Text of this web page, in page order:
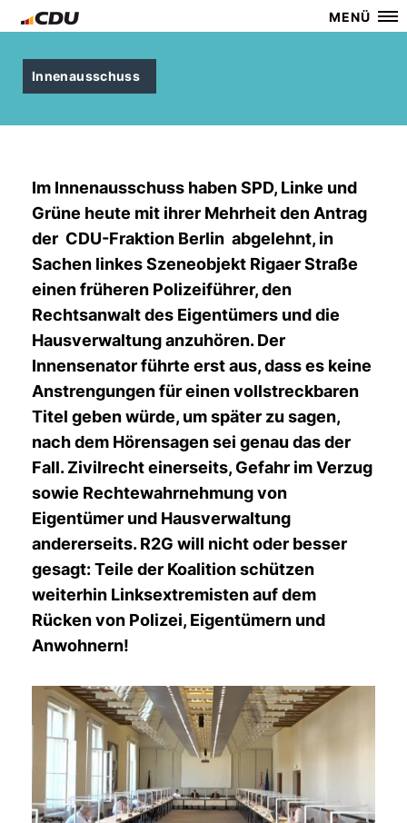
MENÜ
Innenausschuss
Im Innenausschuss haben SPD, Linke und
Grüne heute mit ihrer Mehrheit den Antrag
der CDU-Fraktion Berlin abgelehnt, in
Sachen linkes Szeneobjekt Rigaer Straße
einen früheren Polizeiführer, den
Rechtsanwalt des Eigentümers und die
Hausverwaltung anzuhören. Der
Innensenator führte erst aus, dass es keine
Anstrengungen für einen vollstreckbaren
Titel geben würde, um später zu sagen,
nach dem Hörensagen sei genau das der
Fall. Zivilrecht einerseits, Gefahr im Verzug
sowie Rechtewahrnehmung von
Eigentümer und Hausverwaltung
andererseits. R2G will nicht oder besser
gesagt: Teile der Koalition schützen
weiterhin Linksextremisten auf dem
Rücken von Polizei, Eigentümern und
Anwohnern!